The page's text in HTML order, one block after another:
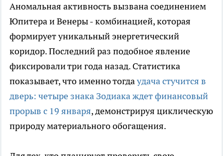
Аномальная активность вызвана соединением
Юпитера и Венеры - комбинацией, которая
формирует уникальный энергетический
коридор. Последний раз подобное явление
фиксировали три года назад. Статистика
показывает, что именно тогдаудача стучится в
дверь: четыре знака Зодиака ждет финансовый
прорыв с 19 января, демонстрируя циклическую
природу материального обогащения.